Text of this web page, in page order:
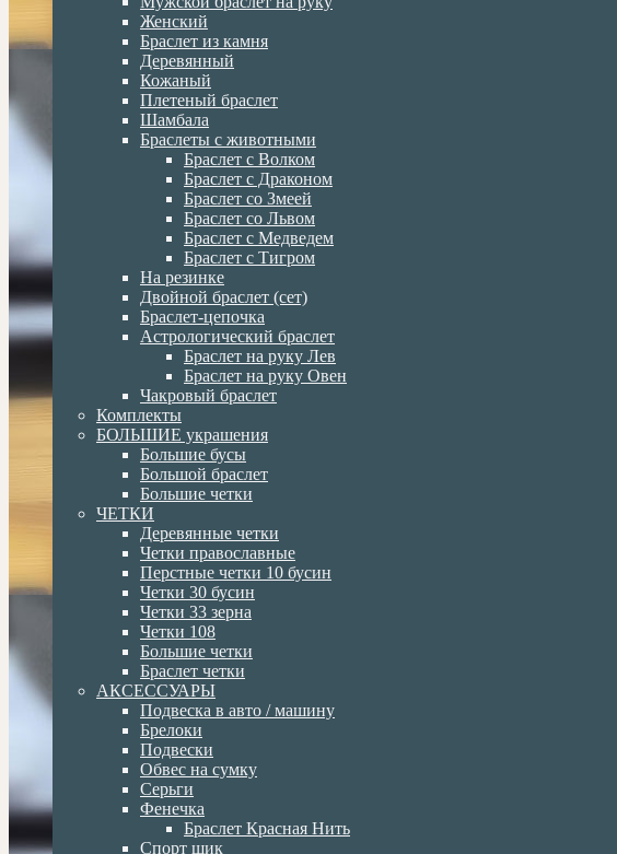
Женский
Браслет из камня
Деревянный
Кожаный
Плетеный браслет
Шамбала
Браслеты с животными
Браслет с Волком
Браслет с Драконом
Браслет со Змеей
Браслет со Львом
Браслет с Медведем
Браслет с Тигром
На резинке
Двойной браслет (сет)
Браслет-цепочка
Астрологический браслет
Браслет на руку Лев
Браслет на руку Овен
Чакровый браслет
Комплекты
БОЛЬШИЕ украшения
Большие бусы
Большой браслет
Большие четки
ЧЕТКИ
Деревянные четки
Четки православные
Перстные четки 10 бусин
Четки 30 бусин
Четки 33 зерна
Четки 108
Большие четки
Браслет четки
АКСЕССУАРЫ
Подвеска в авто / машину
Брелоки
Подвески
Обвес на сумку
Серьги
Фенечка
Браслет Красная Нить
Спорт шик